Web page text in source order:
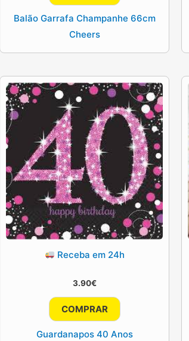
Balão Garrafa Champanhe 66cm
Cheers
Receba em 24h
3.90€
COMPRAR
Guardanapos 40 Anos